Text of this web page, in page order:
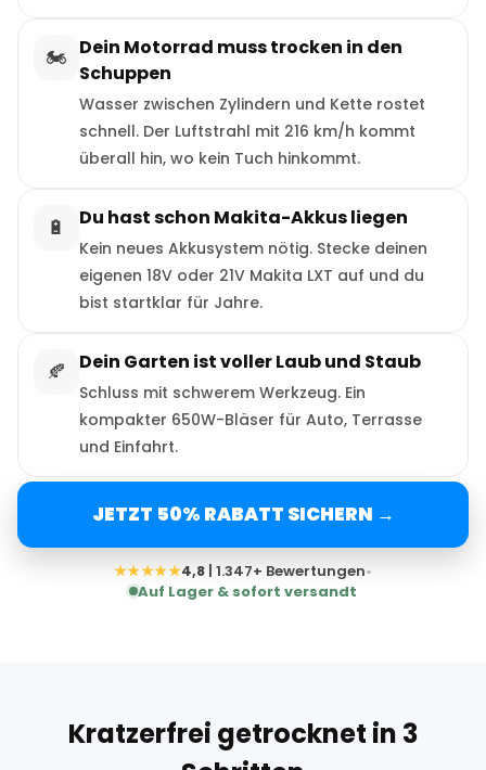
🏍️ Dein Motorrad muss trocken in den
Schuppen
Wasser zwischen Zylindern und Kette rostet
schnell. Der Luftstrahl mit 216 km/h kommt
überall hin, wo kein Tuch hinkommt.
🔋 Du hast schon Makita-Akkus liegen
Kein neues Akkusystem nötig. Stecke deinen
eigenen 18V oder 21V Makita LXT auf und du
bist startklar für Jahre.
🍂 Dein Garten ist voller Laub und Staub
Schluss mit schwerem Werkzeug. Ein
kompakter 650W-Bläser für Auto, Terrasse
und Einfahrt.
JETZT 50% RABATT SICHERN →
★★★★★4,8 | 1.347+ Bewertungen•
Auf Lager & sofort versandt
Kratzerfrei getrocknet in 3